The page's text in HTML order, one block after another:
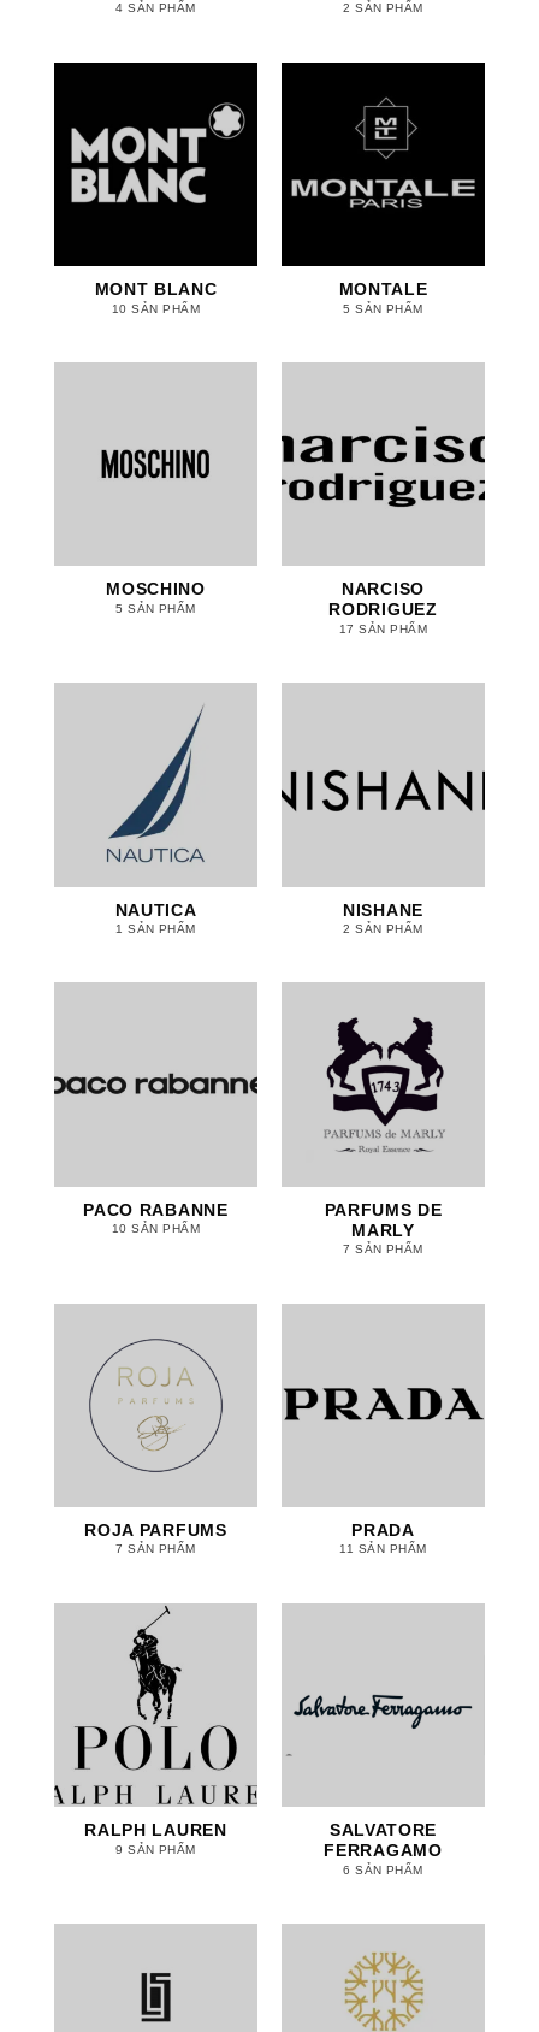
4 SẢN PHẨM 2 SẢN PHẨM
MONT BLANC
10 SẢN PHẨM
MONTALE
5 SẢN PHẨM
MOSCHINO
5 SẢN PHẨM
NARCISO
RODRIGUEZ
17 SẢN PHẨM
NAUTICA
1 SẢN PHẨM
NISHANE
2 SẢN PHẨM
PACO RABANNE
10 SẢN PHẨM
PARFUMS DE
MARLY
7 SẢN PHẨM
ROJA PARFUMS
7 SẢN PHẨM
PRADA
11 SẢN PHẨM
RALPH LAUREN
9 SẢN PHẨM
SALVATORE
FERRAGAMO
6 SẢN PHẨM